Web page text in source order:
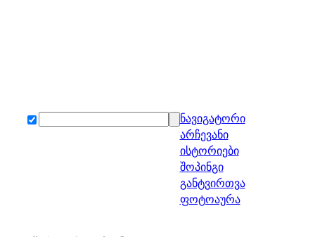
ნავიგატორი
არჩევანი
ისტორიები
შოპინგი
განტვირთვა
ფოტოაურა